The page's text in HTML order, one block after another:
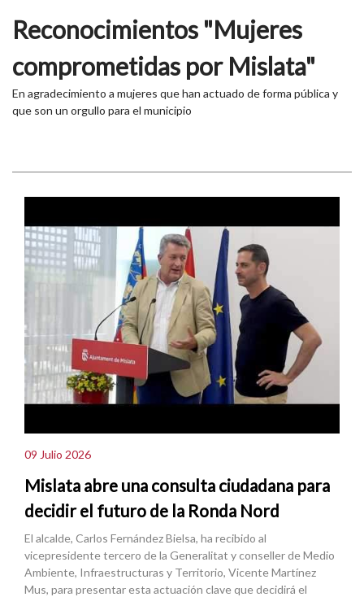
Reconocimientos "Mujeres
comprometidas por Mislata"
En agradecimiento a mujeres que han actuado de forma pública y
que son un orgullo para el municipio
09 Julio 2026
Mislata abre una consulta ciudadana para
decidir el futuro de la Ronda Nord
El alcalde, Carlos Fernández Bielsa, ha recibido al
vicepresidente tercero de la Generalitat y conseller de Medio
Ambiente, Infraestructuras y Territorio, Vicente Martínez
Mus, para presentar esta actuación clave que decidirá el